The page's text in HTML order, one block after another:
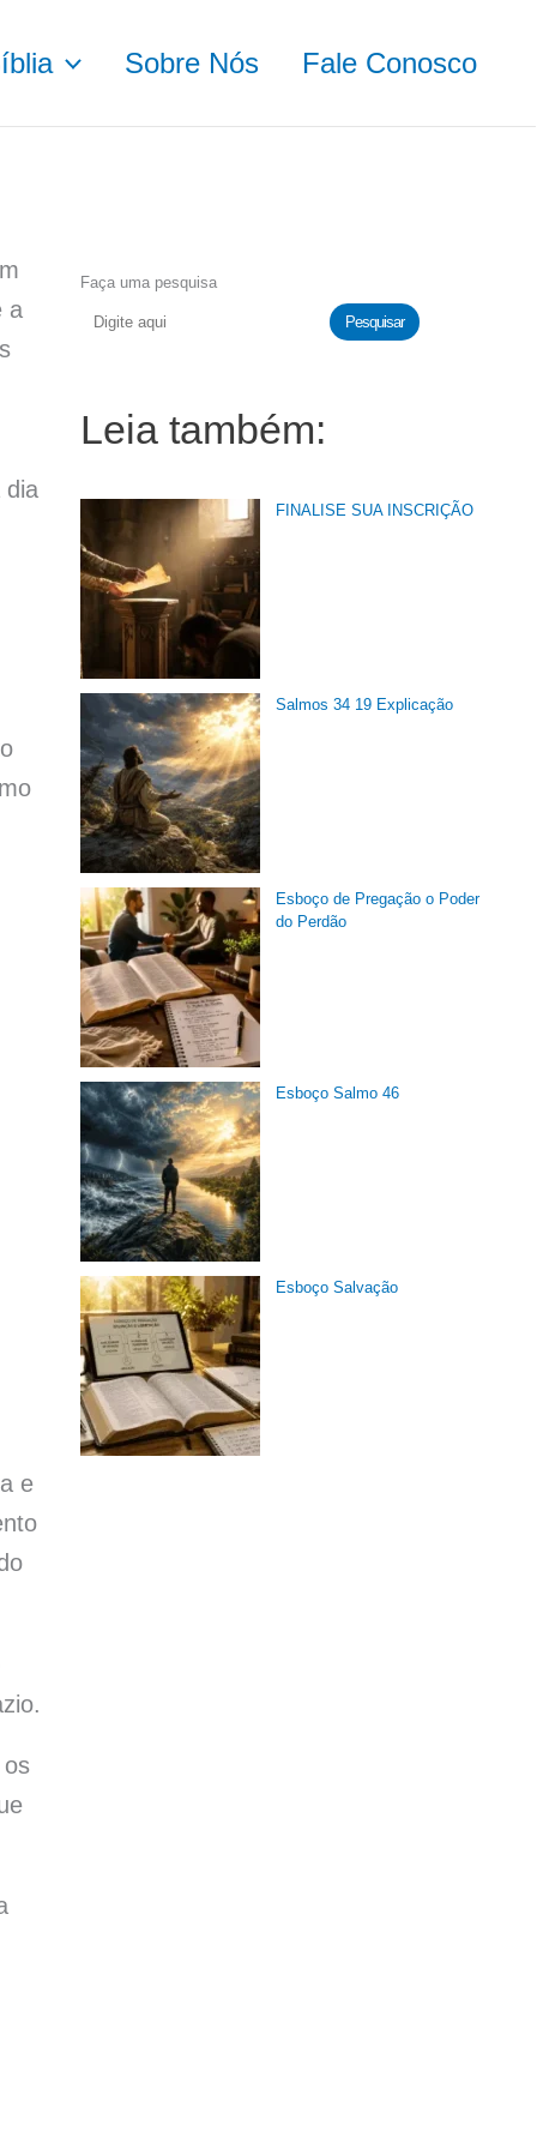
Sobre Nós Fale Conosco
a
dia
e
Faça uma pesquisa
Pesquisar
Leia também:
FINALISE SUA INSCRIÇÃO
Salmos 34 19 Explicação
Esboço de Pregação o Poder
do Perdão
Esboço Salmo 46
Esboço Salvação